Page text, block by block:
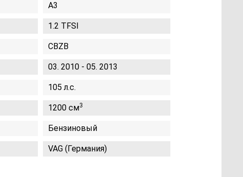
A3
1.2 TFSI
CBZB
03. 2010 - 05. 2013
105 л.с.
1200 см3
Бензиновый
VAG (Германия)